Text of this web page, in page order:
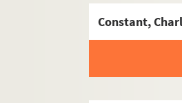
Constant,